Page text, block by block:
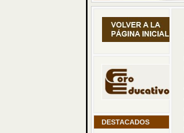
DESTACADOS